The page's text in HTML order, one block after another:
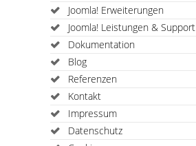
Joomla! Erweiterungen
Joomla! Leistungen & Support
Dokumentation
Blog
Referenzen
Kontakt
Impressum
Datenschutz